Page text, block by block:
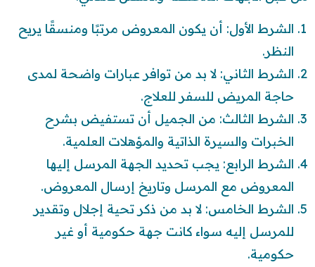
الشرط الأول: أن يكون المعروض مرتبًا ومنسقًا يريح
النظر.
الشرط الثاني: لا بد من توافر عبارات واضحة لمدى
حاجة المريض للسفر للعلاج.
الشرط الثالث: من الجميل أن تستفيض بشرح
الخبرات والسيرة الذاتية والمؤهلات العلمية.
الشرط الرابع: يجب تحديد الجهة المرسل إليها
المعروض مع المرسل وتاريخ إرسال المعروض.
الشرط الخامس: لا بد من ذكر تحية إجلال وتقدير
للمرسل إليه سواء كانت جهة حكومية أو غير
حكومية.